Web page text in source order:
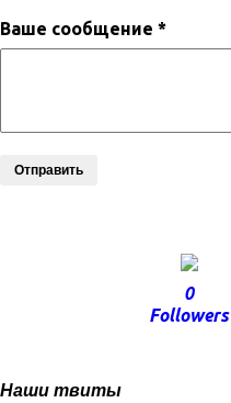
Ваше сообщение *
Отправить
0
Followers
Наши твиты